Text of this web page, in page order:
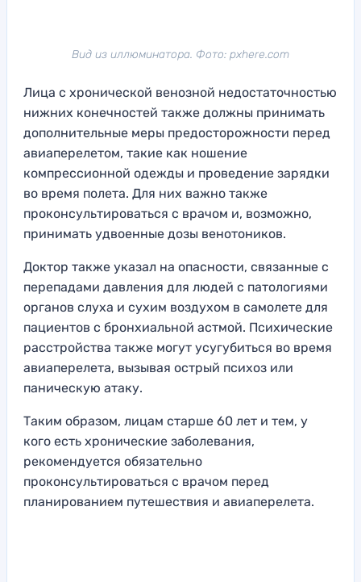
Вид из иллюминатора. Фото: pxhere.com
Лица с хронической венозной недостаточностью
нижних конечностей также должны принимать
дополнительные меры предосторожности перед
авиаперелетом, такие как ношение
компрессионной одежды и проведение зарядки
во время полета. Для них важно также
проконсультироваться с врачом и, возможно,
принимать удвоенные дозы венотоников.
Доктор также указал на опасности, связанные с
перепадами давления для людей с патологиями
органов слуха и сухим воздухом в самолете для
пациентов с бронхиальной астмой. Психические
расстройства также могут усугубиться во время
авиаперелета, вызывая острый психоз или
паническую атаку.
Таким образом, лицам старше 60 лет и тем, у
кого есть хронические заболевания,
рекомендуется обязательно
проконсультироваться с врачом перед
планированием путешествия и авиаперелета.